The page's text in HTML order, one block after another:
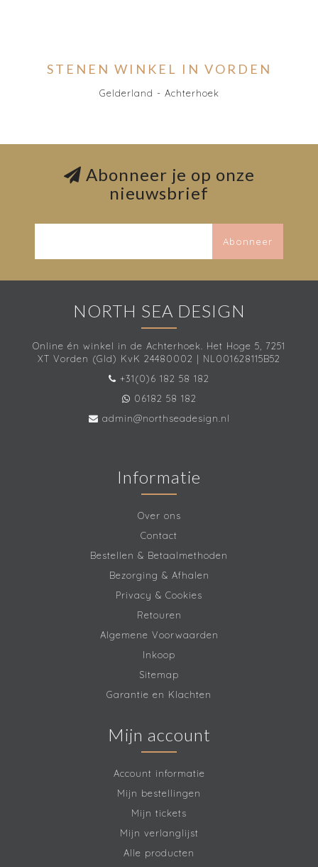
STENEN WINKEL IN VORDEN
Gelderland - Achterhoek
Abonneer je op onze
nieuwsbrief
Abonneer
NORTH SEA DESIGN
Online én winkel in de Achterhoek. Het Hoge 5, 7251
XT Vorden (Gld) KvK 24480002 | NL001628115B52
+31(0)6 182 58 182
06182 58 182
admin@northseadesign.nl
Informatie
Over ons
Contact
Bestellen & Betaalmethoden
Bezorging & Afhalen
Privacy & Cookies
Retouren
Algemene Voorwaarden
Inkoop
Sitemap
Garantie en Klachten
Mijn account
Account informatie
Mijn bestellingen
Mijn tickets
Mijn verlanglijst
Alle producten